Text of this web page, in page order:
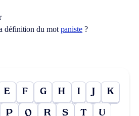
définition du mot paniste ?
E F G H I J K
P Q R S T U